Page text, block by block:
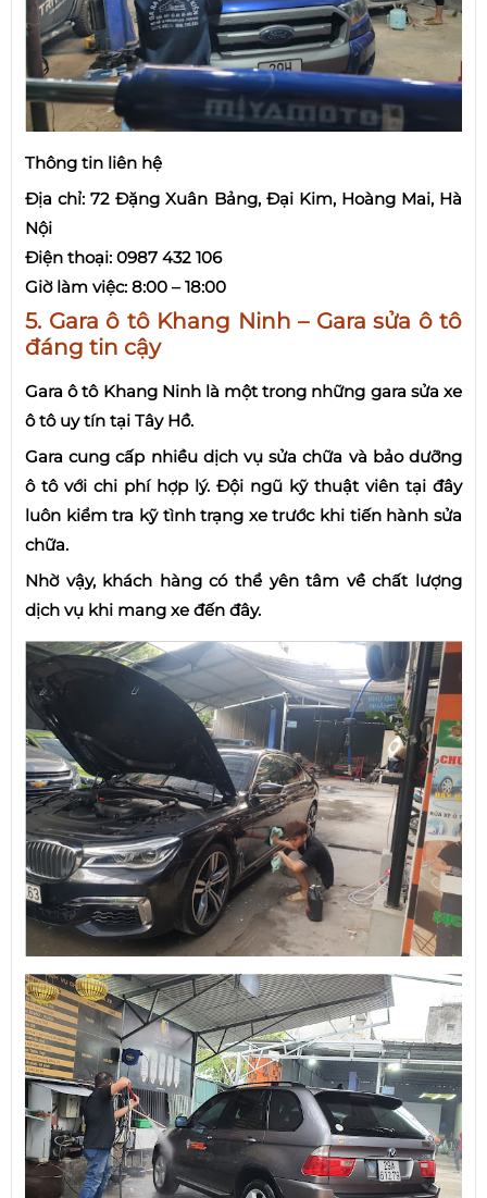
Thông tin liên hệ
Địa chỉ: 72 Đặng Xuân Bảng, Đại Kim, Hoàng Mai, Hà
Nội
Điện thoại: 0987 432 106
Giờ làm việc: 8:00 – 18:00
5. Gara ô tô Khang Ninh – Gara sửa ô tô
đáng tin cậy
Gara ô tô Khang Ninh là một trong những gara sửa xe
ô tô uy tín tại Tây Hồ.
Gara cung cấp nhiều dịch vụ sửa chữa và bảo dưỡng
ô tô với chi phí hợp lý. Đội ngũ kỹ thuật viên tại đây
luôn kiểm tra kỹ tình trạng xe trước khi tiến hành sửa
chữa.
Nhờ vậy, khách hàng có thể yên tâm về chất lượng
dịch vụ khi mang xe đến đây.